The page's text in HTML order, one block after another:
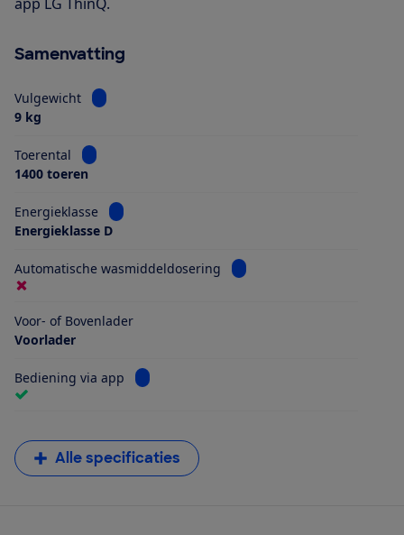
Samenvatting
Vulgewicht
Bekijk informatie voor Vulgewicht
9 kg
Toerental
Bekijk informatie voor Toerental
1400 toeren
Energieklasse
Bekijk informatie voor Energieklasse
Energieklasse D
Automatische wasmiddeldosering Bekijk informatie voor
Voor- of Bovenlader
Voorlader
Bediening via app Bekijk informatie voor Bediening via app
Alle specificaties